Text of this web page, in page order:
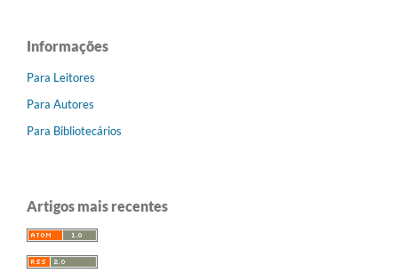
Informações
Para Leitores
Para Autores
Para Bibliotecários
Artigos mais recentes